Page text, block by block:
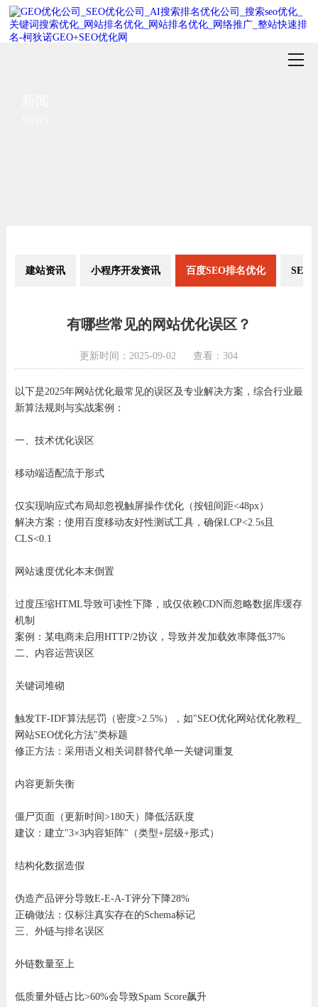
建站资讯 小程序开发资讯 百度SEO排名优化 SEM
有哪些常见的网站优化误区？
更新时间：2025-09-02 查看：304
以下是2025年网站优化最常见的误区及专业解决方案，综合行业最
新算法规则与实战案例：
一、技术优化误区
移动端适配流于形式‌
仅实现响应式布局却忽视触屏操作优化（按钮间距<48px）
解决方案：使用百度移动友好性测试工具，确保LCP<2.5s且
CLS<0.1
网站速度优化本末倒置‌
过度压缩HTML导致可读性下降，或仅依赖CDN而忽略数据库缓存
机制
案例：某电商未启用HTTP/2协议，导致并发加载效率降低37%
二、内容运营误区
关键词堆砌‌
触发TF-IDF算法惩罚（密度>2.5%），如"SEO优化网站优化教程_
网站SEO优化方法"类标题
修正方法：采用语义相关词群替代单一关键词重复
内容更新失衡‌
僵尸页面（更新时间>180天）降低活跃度
建议：建立"3×3内容矩阵"（类型+层级+形式）
结构化数据造假‌
伪造产品评分导致E-E-A-T评分下降28%
正确做法：仅标注真实存在的Schema标记
三、外链与排名误区
外链数量至上‌
低质量外链占比>60%会导致Spam Score飙升